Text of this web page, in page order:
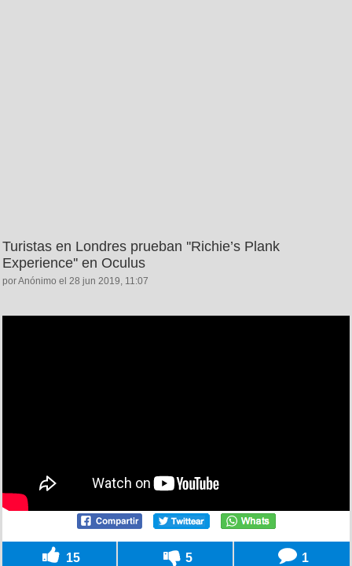
Turistas en Londres prueban ''Richie’s Plank
Experience'' en Oculus
por Anónimo el 28 jun 2019, 11:07
15 5 1